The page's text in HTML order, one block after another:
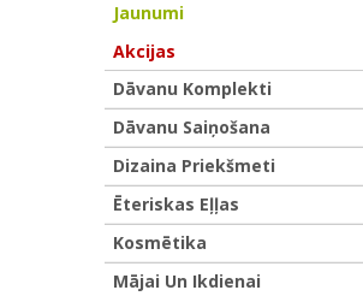
Jaunumi
Akcijas
Dāvanu Komplekti
Dāvanu Saiņošana
Dizaina Priekšmeti
Ēteriskas Eļļas
Kosmētika
Mājai Un Ikdienai